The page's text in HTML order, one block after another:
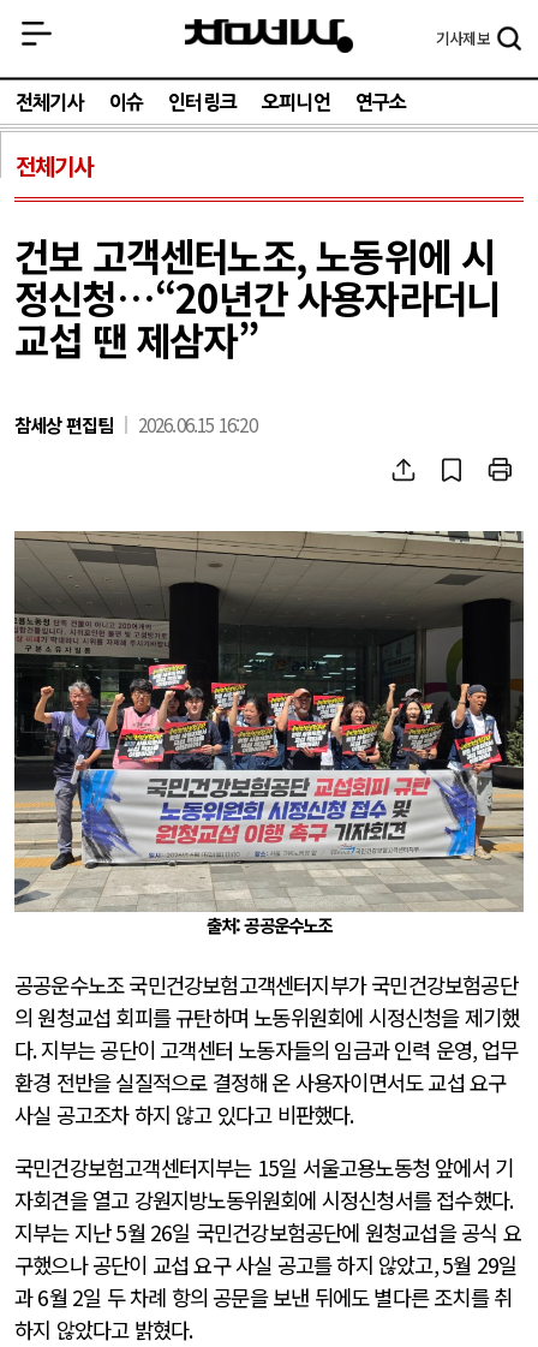
기사제보
전체기사 이슈 인터링크 오피니언 연구소
전체기사
건보 고객센터노조, 노동위에 시
정신청…“20년간 사용자라더니
교섭 땐 제삼자”
참세상 편집팀 2026.06.15 16:20
출처: 공공운수노조
공공운수노조 국민건강보험고객센터지부가 국민건강보험공단
의 원청교섭 회피를 규탄하며 노동위원회에 시정신청을 제기했
다.지부는 공단이 고객센터 노동자들의 임금과 인력 운영, 업무
환경 전반을 실질적으로 결정해 온 사용자이면서도 교섭 요구
사실 공고조차 하지 않고 있다고 비판했다.
국민건강보험고객센터지부는 15일 서울고용노동청 앞에서 기
자회견을 열고 강원지방노동위원회에 시정신청서를 접수했다.
지부는 지난5월 26일 국민건강보험공단에 원청교섭을 공식 요
구했으나 공단이 교섭 요구 사실 공고를 하지 않았고, 5월 29일
과6월 2일 두 차례 항의 공문을 보낸 뒤에도 별다른 조치를 취
하지 않았다고 밝혔다.